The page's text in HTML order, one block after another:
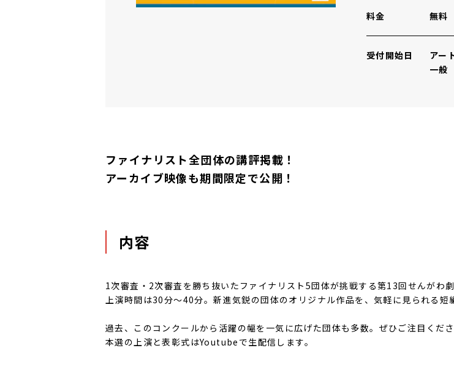
料金 無料
受付開始日
アー
一
ファイナリスト全団体の講評掲載！
アーカイブ映像も期間限定で公開！
内容
1次審査・2次審査を勝ち抜いたファイナリスト5団体が挑戦する第13回せんがわ
上演時間は30分～40分。新進気鋭の団体のオリジナル作品を、気軽に見られる短
過去、このコンクールから活躍の幅を一気に広げた団体も多数。ぜひご注目くださ
本選の上演と表彰式はYoutubeで生配信します。